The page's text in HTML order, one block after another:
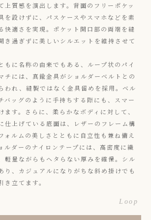
Loop
上質感を演出します。背面のフリーポケッ
を設けずに、パスケースやスマホなどを素
快適さを実現。ポケット開口部の両端を縫
き過ぎずに美しいシルエットを維持させて
もに名称の由来でもある、ループ状のパイ
チには、真鍮金具がショルダーベルトとの
われ、縫製ではなく金具留めを採用。ベル
バッグのように手持ちする際にも、スマー
ます。さらに、柔らかなボディに対して、
仕上げている底面は、レザーのフレーム構
ォルムの美しさとともに自立性も兼ね備え
ルダーのナイロンテープには、高密度に織
軽量ながらもヘタらない厚みを確保。シル
り、カジュアルになりがちな斜め掛けでも
き立てます。